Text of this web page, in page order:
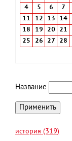
4
5 6 7
11
12 13 14
18
19 20 21
25
26 27 28
Название
история (319)